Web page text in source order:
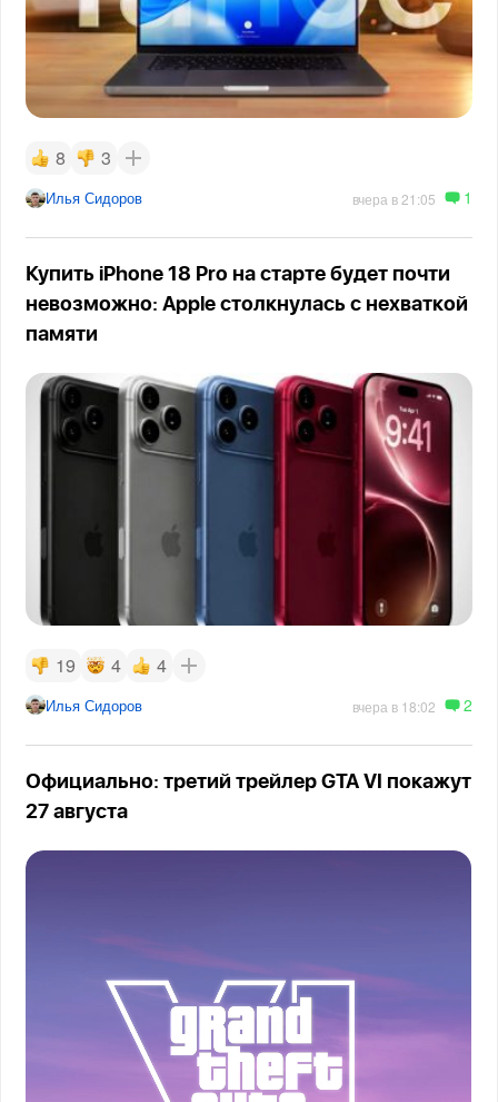
8 3
Илья Сидоров вчера в 21:05 1
Купить iPhone 18 Pro на старте будет почти
невозможно: Apple столкнулась с нехваткой
памяти
19 4 4
Илья Сидоров вчера в 18:02 2
Официально: третий трейлер GTA VI покажут
27 августа